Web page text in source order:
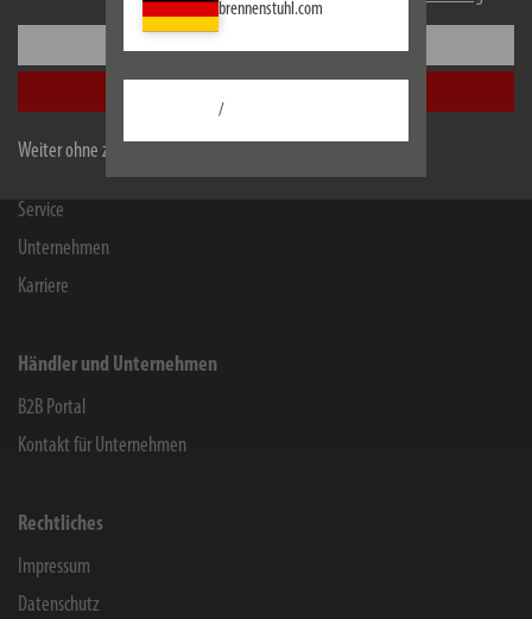
Weiter ohne zu akzeptieren
brennenstuhl.com
/
Informationen
Herstellergarantie
Service
Unternehmen
Karriere
Händler und Unternehmen
B2B Portal
Kontakt für Unternehmen
Rechtliches
Impressum
Datenschutz